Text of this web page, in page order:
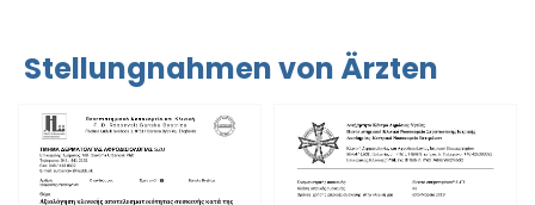
Stellungnahmen von Ärzten